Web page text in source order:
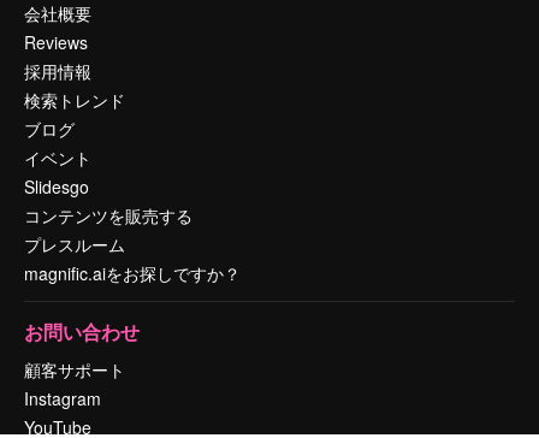
会社概要
Reviews
採用情報
検索トレンド
ブログ
イベント
Slidesgo
コンテンツを販売する
プレスルーム
magnific.aiをお探しですか？
お問い合わせ
顧客サポート
Instagram
YouTube